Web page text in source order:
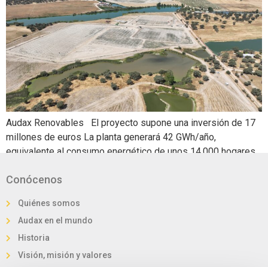
Audax Renovables El proyecto supone una inversión de 17
millones de euros La planta generará 42 GWh/año,
equivalente al consumo energético de unos 14.000 hogares
Renovables, grupo energético español integrado
suministra electricidad y gas a clientes de […]
Conócenos
Quiénes somos
Audax en el mundo
Historia
Visión, misión y valores